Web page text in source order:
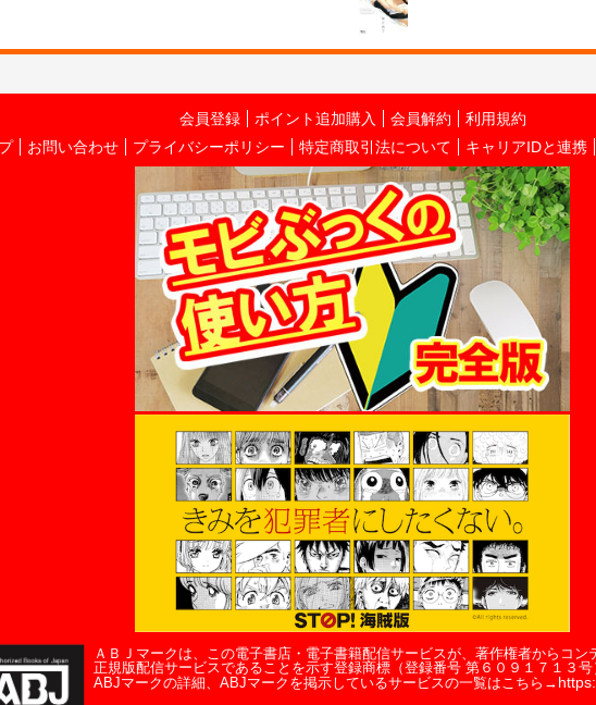
会員登録 ポイント追加購入 会員解約
利用規約
お問い合わせ プライバシーポリシー 特定商取引法について キャリアIDと連携
ＡＢＪマークは、この電子書店・電子書籍配信サービスが、著作権者からコン
正規版配信サービスであることを示す登録商標（登録番号 第６０９１７１３号
ABJマークの詳細、ABJマークを掲示しているサービスの一覧はこちら→